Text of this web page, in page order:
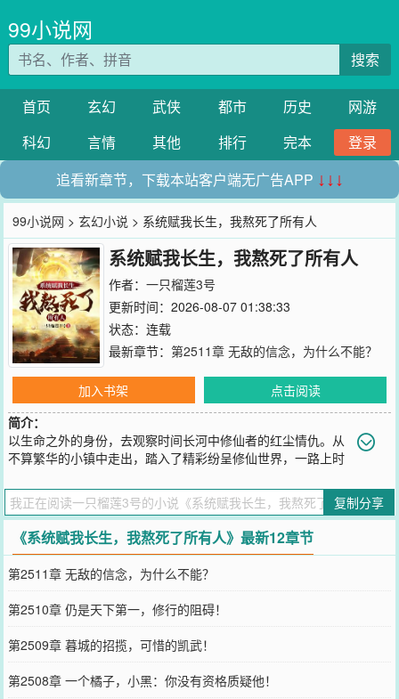
99小说网
搜索
首页 玄幻 武侠 都市 历史
网游
科幻
言情 其他 排行 完本
登录
追看新章节，下载本站客户端无广告APP ↓↓↓
99小说网 >玄幻小说 > 系统赋我长生，我熬死了所有人
系统赋我长生，我熬死了所有人
作者： 一只榴莲3号
更新时间：2026-08-07 01:38:33
状态：连载
最新章节： 第2511章 无敌的信念，为什么不能？
加入书架
点击阅读
简介：
以生命之外的身份，去观察时间长河中修仙者的红尘情仇。从
不算繁华的小镇中走出，踏入了精彩纷呈修仙世界，一路上时
代，黑暗动乱时代......所有的时代都有他的身影，而他唯一能做的事
情，就是亲眼看着曾经的故人死去，然后为他们送葬......陈长生穿越
到浩瀚的修仙世界，觉醒了长生系统。沉睡一年就增长一年的寿命，
并且还能并且还能获得一个属性点。我陈长生对打打杀杀没有兴趣，
我只想好好的睡觉，顺便送故人最后一程。沉睡十年，曾经的村子已
经物是人非。沉睡百年，昔日的皇朝已经不在。沉睡千年，随手种下
的花朵，已经成为无数修士争抢的灵药。沉睡万年，原来养的小鸟已
经变成了一方妖帝。当某一天陈长生随手掏出腰间的柴刀轻轻一划，
整个天空瞬间裂成了两半。人族大帝：老师，是你回来了吗？禁地之
主：曾经的故人呀，我该怎么面对你。......
您要是觉得《系统赋我长生，我熬死了所有人》还不错的话请不要忘
记向您QQ群和微博微信里的朋友推荐哦！
复制分享
《系统赋我长生，我熬死了所有人》最新12章节
第2511章 无敌的信念，为什么不能？
第2510章 仍是天下第一，修行的阻碍！
第2509章 暮城的招揽，可惜的凯武！
第2508章 一个橘子，小黑：你没有资格质疑他！